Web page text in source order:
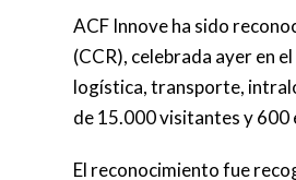
ACF Innove ha sido
(CCR), celebrada ayer en
logística, transporte,
de 15.000 visitantes y 600
El reconocimiento fue